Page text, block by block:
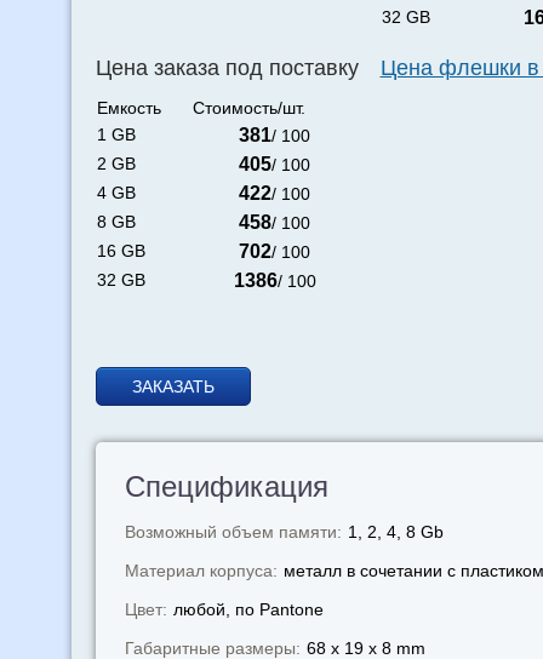
Цена заказа под поставку
Емкость
Стоимость/шт.
1 GB
381/ 100
2 GB
405/ 100
4 GB
422/ 100
8 GB
458/ 100
16 GB
702/ 100
32 GB
1386/ 100
32 GB
Цена флешки в
ЗАКАЗАТЬ
Спецификация
Возможный объем памяти: 1, 2, 4, 8 Gb
Материал корпуса: металл в сочетании с пластиком
Цвет: любой, по Pantone
Габаритные размеры: 68 x 19 x 8 mm